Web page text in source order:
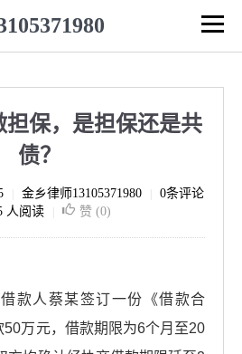
担保，是担保还是共
债？
金乡律师13105371980 0条评论
人阅读 赞 (0)
人蔡某签订一份《借款合
50万元，借款期限为6个月至20